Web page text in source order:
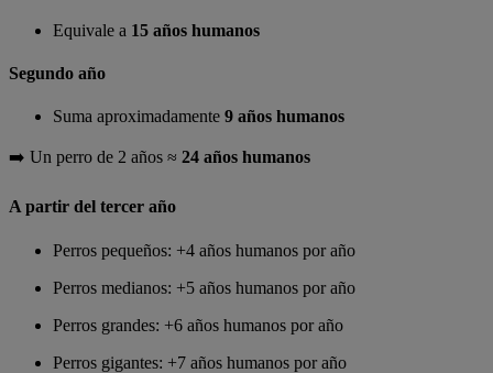
Equivale a 15 años humanos
Segundo año
Suma aproximadamente 9 años humanos
➡️ Un perro de 2 años ≈ 24 años humanos
A partir del tercer año
Perros pequeños: +4 años humanos por año
Perros medianos: +5 años humanos por año
Perros grandes: +6 años humanos por año
Perros gigantes: +7 años humanos por año